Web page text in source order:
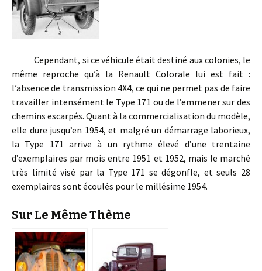
Cependant, si ce véhicule était destiné aux colonies, le
même reproche qu’à la Renault Colorale lui est fait :
l’absence de transmission 4X4, ce qui ne permet pas de faire
travailler intensément le Type 171 ou de l’emmener sur des
chemins escarpés. Quant à la commercialisation du modèle,
elle dure jusqu’en 1954, et malgré un démarrage laborieux,
la Type 171 arrive à un rythme élevé d’une trentaine
d’exemplaires par mois entre 1951 et 1952, mais le marché
très limité visé par la Type 171 se dégonfle, et seuls 28
exemplaires sont écoulés pour le millésime 1954.
Sur Le Même Thème